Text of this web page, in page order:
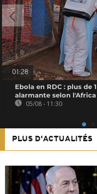
01:28
Ebola en RDC : plus de
alarmante selon l'Africa
05/08 - 11:30
PLUS D'ACTUALITÉS